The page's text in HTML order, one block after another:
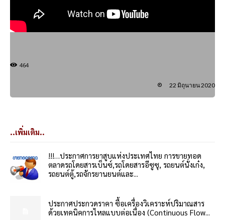
464
22 มิถุนายน 2020
..เพิ่มเติม..
!!!…ประกาศการยาสูบแห่งประเทศไทย การขายทอด
ตลาดรถโดยสารเบ็นซ์,รถโดยสารอีซูซุ, รถยนต์นั่งเก๋ง,
รถยนต์ตู้,รถจักรยานยนต์และ...
ประกาศประกวดราคา ซื้อเครื่องวิเคราะห์ปริมาณสาร
ด้วยเทคนิคการไหลแบบต่อเนื่อง (Continuous Flow...